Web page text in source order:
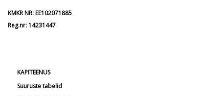
KMKR NR: EE102071885
Reg.nr: 14231447
KAPITEENUS
Suuruste tabelid